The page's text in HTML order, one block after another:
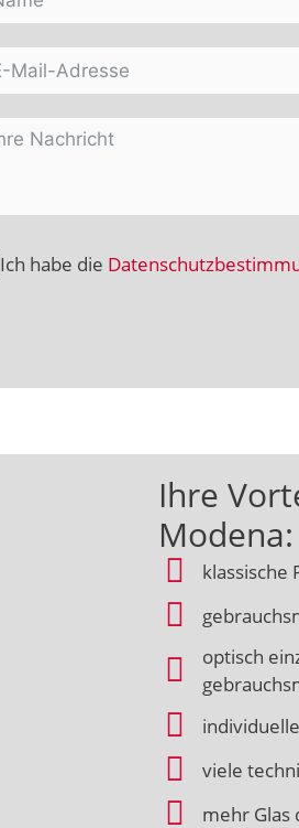
Ich habe die
Ihre
Modena:
klassische
optisch
viele
mehr Glas